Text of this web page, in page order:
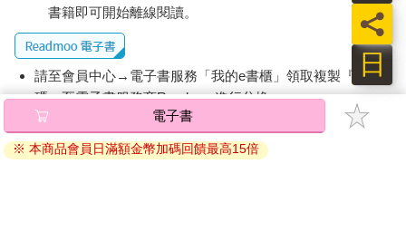
◎有計畫地進入現場
了解大家進入現場前的心情後，現在輪到你帶著使命感入場
了。一進場要避免和人對話，盡可能收集多些資料，以便你了解
整體情況。
你進入怎樣的場合並不重要，只要因應情況調整方法即可。
‧如果你要參加公司會議，可以使用下述各種社交活動同樣的
方法。
‧假如你要求職面試，請先做好功課，了解面試時，如何看場
書籍即可開始離線閱讀。
請至會員中心→電子書服務「我的e書櫃」領取複製『兌換
碼』至電子書服務商Readmoo進行兌換。
退換貨須知：
因版權保護，您在金石堂所購買的電子書僅能以金石堂專屬
電子書
※ 本商品會員日滿額金幣加碼回饋最高15倍
日
員